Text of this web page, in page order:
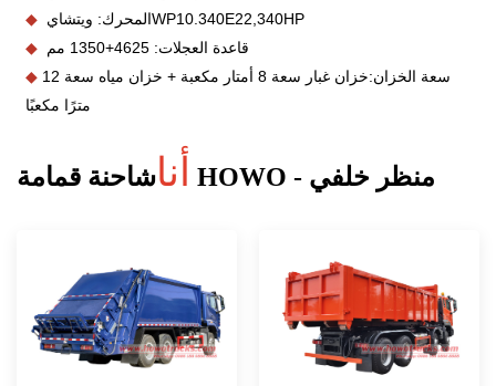
◆ المحرك: ويتشايWP10.340E22,340HP
◆
قاعدة العجلات: 4625+1350 مم
◆
سعة الخزان:
خزان غبار سعة 8 أمتار مكعبة + خزان مياه سعة 12
مترًا مكعبًا
أنا شاحنة قمامة HOWO - منظر خلفي